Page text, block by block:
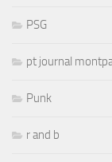
PSG
pt journal
Punk
r and b